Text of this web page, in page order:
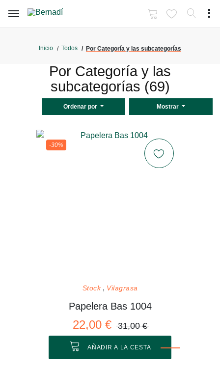
Inicio Todos Por Categoría y las subcategorías
Por Categoría y las
subcategorías (69)
Ordenar por Mostrar
-30%
Stock Vilagrasa
Papelera Bas 1004
22,00 € 31,00 €
AÑADIR A LA CESTA